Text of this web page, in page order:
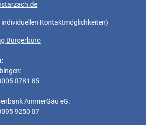
individuellen Kontaktmöglichkeiten)
Bürgerbüro
0781 85
AmmerGäu eG:
9250 07